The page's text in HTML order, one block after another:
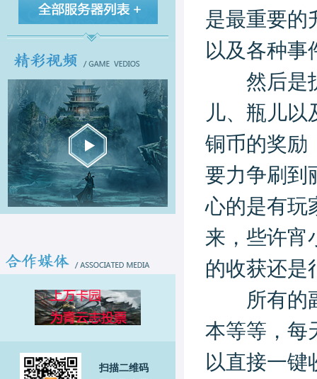
扫描二维码
是最重要的
以及各种事
然后是护
儿、瓶儿
铜币的奖励
要力争刷到
心的是有玩
来，些许宵
的收获还是
所有的副
本等等，每
以直接一